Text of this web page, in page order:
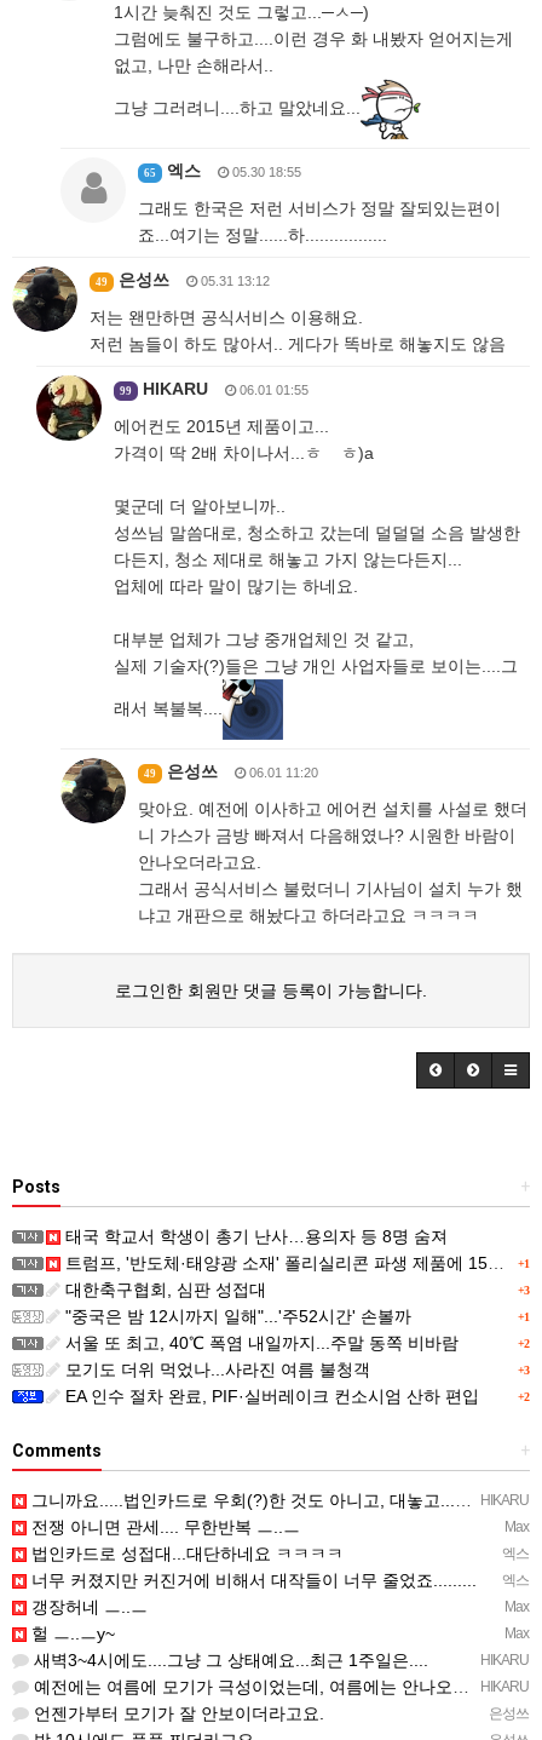
1시간 늦춰진 것도 그렇고...─ㅅ─)
그럼에도 불구하고....이런 경우 화 내봤자 얻어지는게
없고, 나만 손해라서..
그냥 그러려니....하고 말았네요...
65 엑스 05.30 18:55
그래도 한국은 저런 서비스가 정말 잘되있는편이
죠...여기는 정말......하.................
49 은성쓰 05.31 13:12
저는 왠만하면 공식서비스 이용해요.
저런 놈들이 하도 많아서.. 게다가 똑바로 해놓지도 않음
99 HIKARU 06.01 01:55
에어컨도 2015년 제품이고...
가격이 딱 2배 차이나서...ㅎ ㅎ)a
몇군데 더 알아보니까..
성쓰님 말씀대로, 청소하고 갔는데 덜덜덜 소음 발생한
다든지, 청소 제대로 해놓고 가지 않는다든지...
업체에 따라 말이 많기는 하네요.
대부분 업체가 그냥 중개업체인 것 같고,
실제 기술자(?)들은 그냥 개인 사업자들로 보이는....그
래서 복불복....
49 은성쓰 06.01 11:20
맞아요. 예전에 이사하고 에어컨 설치를 사설로 했더
니 가스가 금방 빠져서 다음해였나? 시원한 바람이
안나오더라고요.
그래서 공식서비스 불렀더니 기사님이 설치 누가 했
냐고 개판으로 해놨다고 하더라고요 ㅋㅋㅋㅋ
로그인한 회원만 댓글 등록이 가능합니다.
+
Posts
태국 학교서 학생이 총기 난사…용의자 등 8명 숨져
+1
트럼프, '반도체·태양광 소재' 폴리실리콘 파생 제품에 15% 관세...한국 기업도 영향
+3
대한축구협회, 심판 성접대
+1
"중국은 밤 12시까지 일해"...'주52시간' 손볼까
+2
서울 또 최고, 40℃ 폭염 내일까지...주말 동쪽 비바람
+3
모기도 더위 먹었나...사라진 여름 불청객
+2
EA 인수 절차 완료, PIF·실버레이크 컨소시엄 산하 편입
+
Comments
HIKARU
그니까요.....법인카드로 우회(?)한 것도 아니고, 대놓고...ㅋ ㅋ)
Max
전쟁 아니면 관세.... 무한반복 ㅡ..ㅡ
엑스
법인카드로 성접대...대단하네요 ㅋㅋㅋㅋ
엑스
너무 커졌지만 커진거에 비해서 대작들이 너무 줄었죠.........
Max
갱장허네 ㅡ..ㅡ
Max
헐 ㅡ..ㅡy~
HIKARU
새벽3~4시에도....그냥 그 상태예요...최근 1주일은....
HIKARU
예전에는 여름에 모기가 극성이었는데, 여름에는 안나오는 것 같은.....ㅎ ㅎ)
은성쓰
언젠가부터 모기가 잘 안보이더라고요.